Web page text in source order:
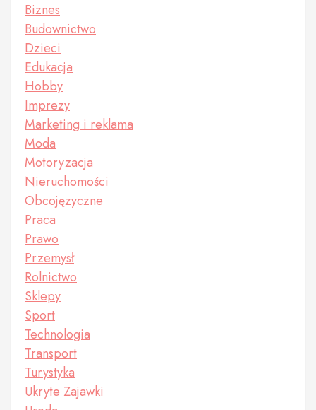
Biznes
Budownictwo
Dzieci
Edukacja
Hobby
Imprezy
Marketing i reklama
Moda
Motoryzacja
Nieruchomości
Obcojęzyczne
Praca
Prawo
Przemysł
Rolnictwo
Sklepy
Sport
Technologia
Transport
Turystyka
Ukryte Zajawki